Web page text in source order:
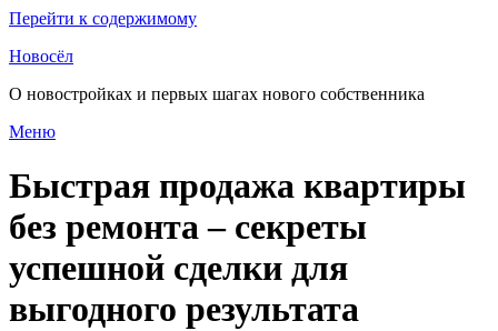
Перейти к содержимому
Новосёл
О новостройках и первых шагах нового собственника
Меню
Быстрая продажа квартиры
без ремонта – секреты
успешной сделки для
выгодного результата